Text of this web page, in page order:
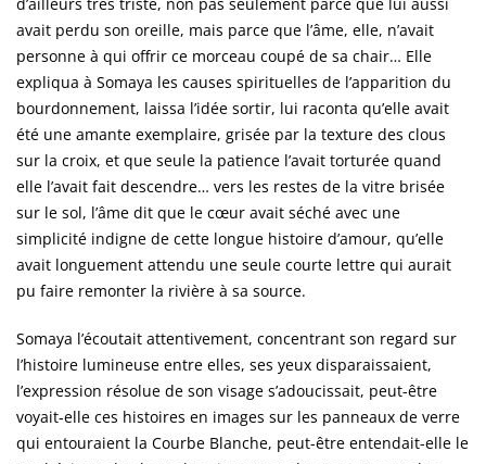
avait perdu son oreille, mais parce que l’âme, elle, n’avait
personne à qui offrir ce morceau coupé de sa chair… Elle
expliqua à Somaya les causes spirituelles de l’apparition du
bourdonnement, laissa l’idée sortir, lui raconta qu’elle avait
été une amante exemplaire, grisée par la texture des clous
sur la croix, et que seule la patience l’avait torturée quand
elle l’avait fait descendre… vers les restes de la vitre brisée
sur le sol, l’âme dit que le cœur avait séché avec une
simplicité indigne de cette longue histoire d’amour, qu’elle
avait longuement attendu une seule courte lettre qui aurait
pu faire remonter la rivière à sa source.
Somaya l’écoutait attentivement, concentrant son regard sur
l’histoire lumineuse entre elles, ses yeux disparaissaient,
l’expression résolue de son visage s’adoucissait, peut-être
voyait‑elle ces histoires en images sur les panneaux de verre
qui entouraient la Courbe Blanche, peut-être entendait-elle le